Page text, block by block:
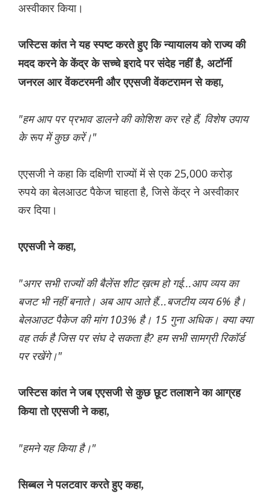
अस्वीकार किया।
जस्टिस कांत ने यह स्पष्ट करते हुए कि न्यायालय को राज्य की
मदद करने के केंद्र के सच्चे इरादे पर संदेह नहीं है, अटॉर्नी
जनरल आर वेंकटरमनी और एएसजी वेंकटरामन से कहा,
"हम आप पर प्रभाव डालने की कोशिश कर रहे हैं, विशेष उपाय
के रूप में कुछ करें।"
एएसजी ने कहा कि दक्षिणी राज्यों में से एक 25,000 करोड़
रुपये का बेलआउट पैकेज चाहता है, जिसे केंद्र ने अस्वीकार
कर दिया।
एएसजी ने कहा,
"अगर सभी राज्यों की बैलेंस शीट ख़त्म हो गई...आप व्यय का
बजट भी नहीं बनाते। अब आप आते हैं...बजटीय व्यय 6% है।
बेलआउट पैकेज की मांग 103% है। 15 गुना अधिक। क्या क्या
वह तर्क है जिस पर संघ दे सकता है? हम सभी सामग्री रिकॉर्ड
पर रखेंगे।"
जस्टिस कांत ने जब एएसजी से कुछ छूट तलाशने का आग्रह
किया तो एएसजी ने कहा,
"हमने यह किया है।"
सिब्बल ने पलटवार करते हुए कहा,